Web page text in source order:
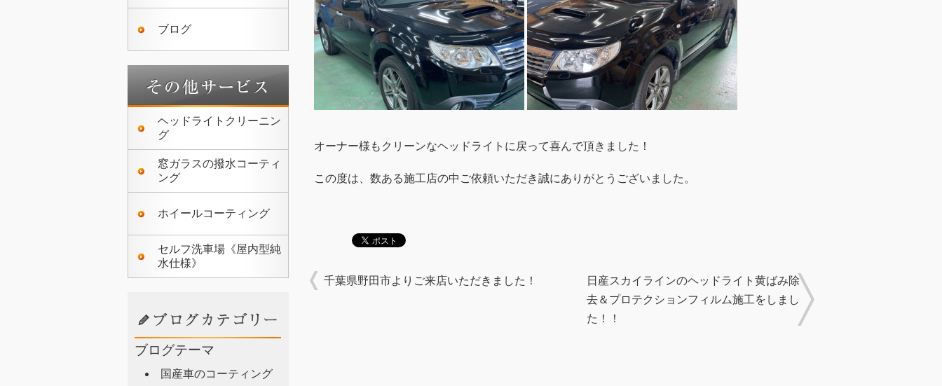
ブログ
ヘッドライトクリーニン
グ
窓ガラスの撥水コーティ
ング
ホイールコーティング
セルフ洗車場《屋内型純
水仕様》
ブログテーマ
国産車のコーティング
オーナー様もクリーンなヘッドライトに戻って喜んで頂きました！
この度は、数ある施工店の中ご依頼いただき誠にありがとうございました。
千葉県野田市よりご来店いただきました！
日産スカイラインのヘッドライト黄ばみ除
去＆プロテクションフィルム施工をしまし
た！！